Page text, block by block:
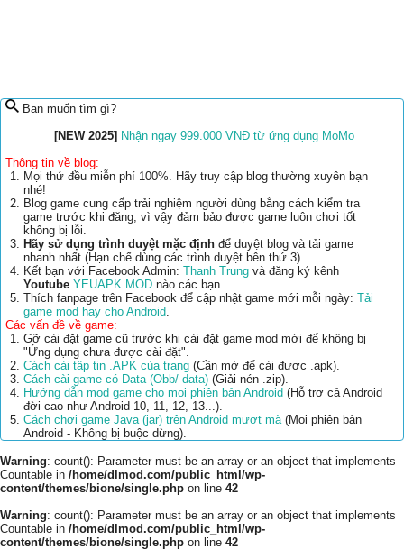
Bạn muốn tìm gì?
[NEW 2025] Nhận ngay 999.000 VNĐ từ ứng dụng MoMo
Thông tin về blog:
Mọi thứ đều miễn phí 100%. Hãy truy cập blog thường xuyên bạn
nhé!
Blog game cung cấp trải nghiệm người dùng bằng cách kiểm tra
game trước khi đăng, vì vậy đảm bảo được game luôn chơi tốt
không bị lỗi.
Hãy sử dụng trình duyệt mặc định để duyệt blog và tải game
nhanh nhất (Hạn chế dùng các trình duyệt bên thứ 3).
Kết bạn với Facebook Admin: Thanh Trung và đăng ký kênh
Youtube YEUAPK MOD nào các bạn.
Thích fanpage trên Facebook để cập nhật game mới mỗi ngày: Tải
game mod hay cho Android.
Các vấn đề về game:
Gỡ cài đặt game cũ trước khi cài đặt game mod mới để không bị
"Ứng dụng chưa được cài đặt".
Cách cài tập tin .APK của trang (Cần mở để cài được .apk).
Cách cài game có Data (Obb/ data) (Giải nén .zip).
Hướng dẫn mod game cho mọi phiên bản Android (Hỗ trợ cả Android
đời cao như Android 10, 11, 12, 13...).
Cách chơi game Java (jar) trên Android mượt mà(Mọi phiên bản
Android - Không bị buộc dừng).
Warning: count(): Parameter must be an array or an object that implements
Countable in /home/dlmod.com/public_html/wp-
content/themes/bione/single.php on line 42
Warning: count(): Parameter must be an array or an object that implements
Countable in /home/dlmod.com/public_html/wp-
content/themes/bione/single.php on line 42